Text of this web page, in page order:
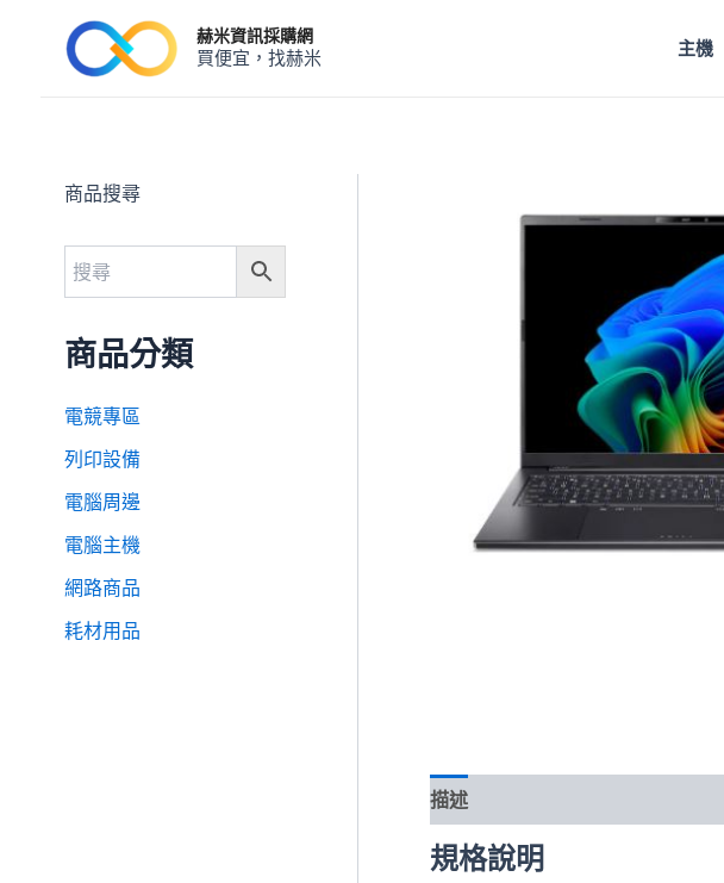
赫米資訊採購網
買便宜，找赫米 主機
商品搜尋
商品分類
電競專區
列印設備
電腦周邊
電腦主機
網路商品
耗材用品
描述
規格說明